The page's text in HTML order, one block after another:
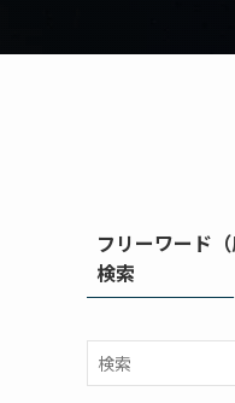
フリーワード
検索